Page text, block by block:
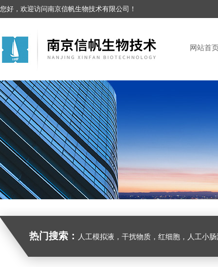
您好，欢迎访问南京信帆生物技术有限公司！
网站首
热门搜索： 人工模拟液，干扰物质，红细胞，人工小